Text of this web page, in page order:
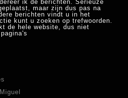
ik de berichten. Serieuze
maar zijn dus pas na
berichten vindt u in het
kunt u zoeken op trefwoorden.
de hele website, dus niet